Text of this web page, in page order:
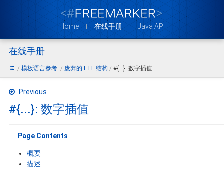
Home 在线手册 Java API
在线手册
模板语言参考 废弃的 FTL 结构 #{...}: 数字插值
Previous
#{...}: 数字插值
Page Contents
概要
描述